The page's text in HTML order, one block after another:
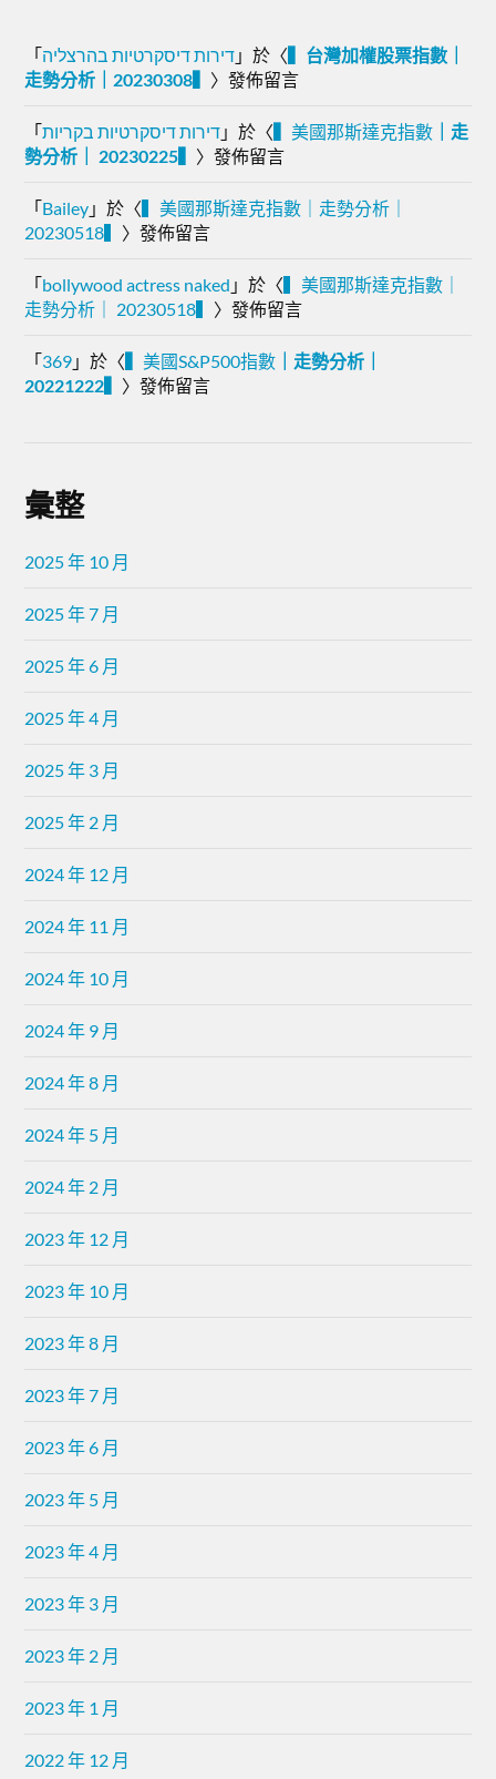
「דירות דיסקרטיות בהרצליה 」於〈 ▍台灣加權股票指數｜
走勢分析｜20230308▍ 〉發佈留言
「דירות דיסקרטיות בקריות 」於〈 ▍美國那斯達克指數 ｜走
勢分析｜ 20230225▍ 〉發佈留言
「Bailey 」於〈 ▍美國那斯達克指數｜走勢分析｜
20230518▍ 〉發佈留言
「bollywood actress naked 」於〈 ▍美國那斯達克指數｜
走勢分析｜ 20230518▍ 〉發佈留言
「369 」於〈 ▍美國S&P500指數 ｜走勢分析｜
20221222▍ 〉發佈留言
彙整
2025 年 10 月
2025 年 7 月
2025 年 6 月
2025 年 4 月
2025 年 3 月
2025 年 2 月
2024 年 12 月
2024 年 11 月
2024 年 10 月
2024 年 9 月
2024 年 8 月
2024 年 5 月
2024 年 2 月
2023 年 12 月
2023 年 10 月
2023 年 8 月
2023 年 7 月
2023 年 6 月
2023 年 5 月
2023 年 4 月
2023 年 3 月
2023 年 2 月
2023 年 1 月
2022 年 12 月